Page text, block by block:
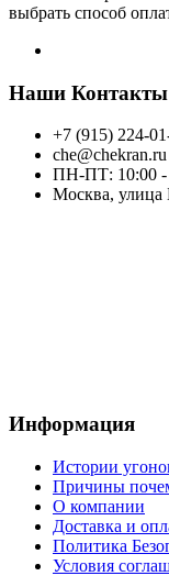
выбрать способ
Наши Контакты
+7 (915) 224-
che@chekran.ru
ПН-ПТ: 10:00 -
Москва, улица
Информация
Истории
Причины
О компании
Доставка и
Политика
Условия